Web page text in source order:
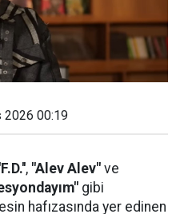
2026 00:19
, "Alev Alev" ve
gibi
hafızasında yer edinen